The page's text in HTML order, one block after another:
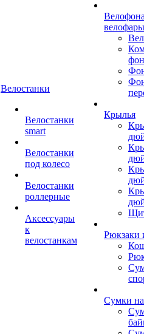
Велостанки
Велостанки
smart
Велостанки
под колесо
Велостанки
роллерные
Аксессуары
к
велостанкам
велофары
Крылья
Рюкзаки
Сумки